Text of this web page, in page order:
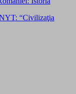
“Civilizaţia